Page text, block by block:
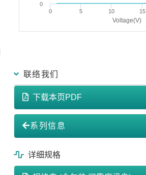
Voltage(V)
0 5 10 15
0
联络我们
下载本页PDF
系列信息
详细规格